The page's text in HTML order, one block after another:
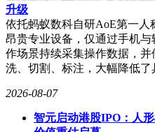
升级
依托蚂蚁数科自研AoE第一
昂贵专业设备，仅通过手机
作场景持续采集操作数据，
洗、切割、标注，大幅降低
2026-08-07
智元启动港股IPO：人